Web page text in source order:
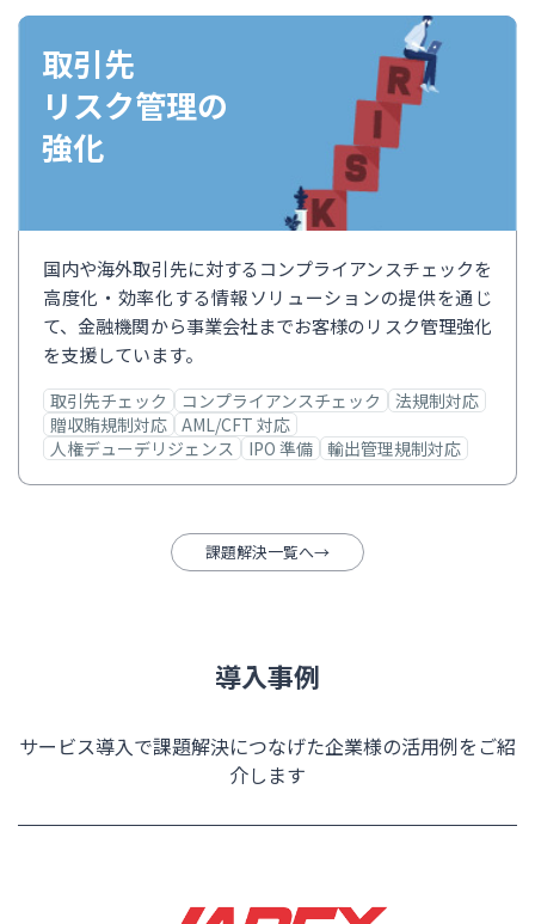
取引先
リスク管理の
強化
国内や海外取引先に対するコンプライアンスチェックを
高度化・効率化する情報ソリューションの提供を通じ
て、金融機関から事業会社までお客様のリスク管理強化
を支援しています。
取引先チェック コンプライアンスチェック
法規制対応
贈収賄規制対応 AML/CFT 対応
人権デューデリジェンス
IPO 準備 輸出管理規制対応
課題解決一覧へ
導入事例
サービス導入で課題解決につなげた企業様の活用例をご紹
介します